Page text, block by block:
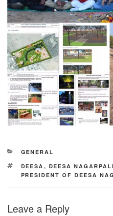
CATEGORIES
GENERAL
TAGS
DEESA , DEESA
PRESIDENT OF DEESA
Leave a Reply